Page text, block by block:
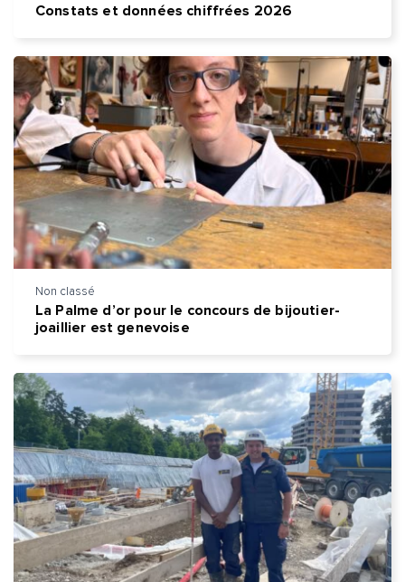
Constats et données chiffrées 2026
Non classé
La Palme d’or pour le concours de bijoutier-
joaillier est genevoise